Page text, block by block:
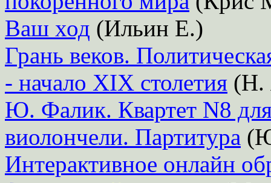
Ваш ход (Ильин Е.)
Грань веков.
- начало XIX столетия (Н.
Ю. Фалик. Квартет N8
виолончели. Партитура
Интерактивное онлайн